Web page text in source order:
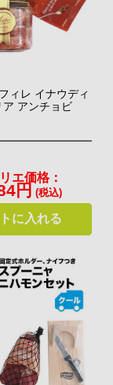
肉加工品以外に
シピで仕上げた
。
込）～
ィレ イナウディ
アンチョビ
エ価格：
円 (税込)
に入れる